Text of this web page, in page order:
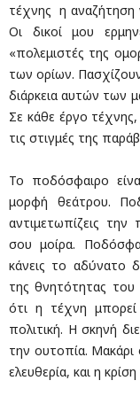
τέχνης η αναζήτηση
Οι δικοί μου
«πολεμιστές της
των ορίων.
διάρκεια αυτών των
Σε κάθε έργο
τις στιγμές της
Το ποδόσφαιρο
μορφή θεάτρου.
αντιμετωπίζεις την
σου μοίρα.
κάνεις το αδύνατο
της θνητότητας του
ότι η τέχνη
πολιτική. Η σκηνή
την ουτοπία.
ελευθερία, και η